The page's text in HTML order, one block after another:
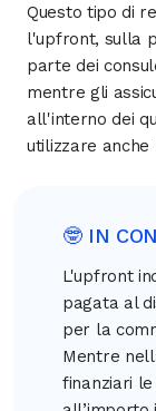
Questo tipo di
l'upfront, sulla
parte dei
mentre gli
all'interno dei
utilizzare anche
🤓 IN
L'upfront
pagata al
per la
Mentre
finanziari le